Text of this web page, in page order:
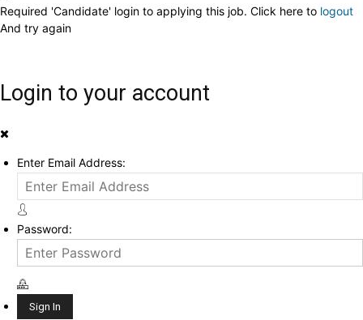
Required 'Candidate' login to applying this job. Click here to logout
And try again
Login to your account
Enter Email Address:
Password: